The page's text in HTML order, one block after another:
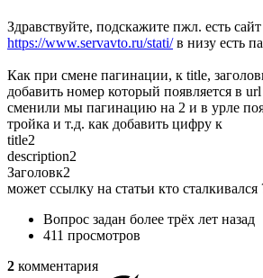
Здравствуйте, подскажите пжл. есть сайт
https://www.servavto.ru/stati/в низу есть
Как при смене пагинации, к title,
добавить номер который появляется в
сменили мы пагинацию на 2 и в урле
тройка и т.д. как добавить цифру к
title2
description2
Заголовк2
может ссылку на статьи кто сталкивался
Вопрос задан более трёх лет назад
411 просмотров
2 комментария